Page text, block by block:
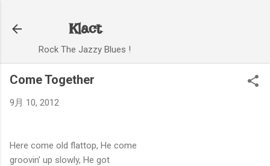
Klact
Rock The Jazzy Blues !
Come Together
9月 10, 2012
Here come old flattop, He come
groovin' up slowly, He got